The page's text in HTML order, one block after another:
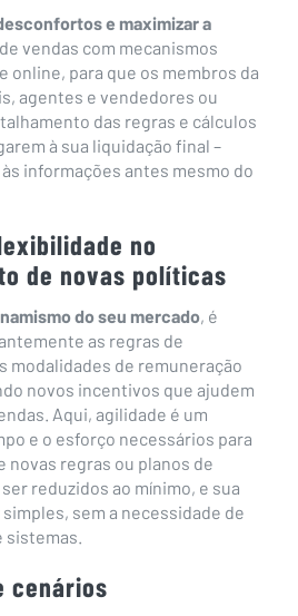
e maximizar a
de vendas com mecanismos
online, para que os membros da
agentes e vendedores ou
das regras e cálculos
à sua liquidação final –
informações antes mesmo do
no
de novas políticas
do seu mercado, é
as regras de
modalidades de remuneração
novos incentivos que ajudem
Aqui, agilidade é um
e o esforço necessários para
novas regras ou planos de
reduzidos ao mínimo, e sua
sem a necessidade de
sistemas.
cenários